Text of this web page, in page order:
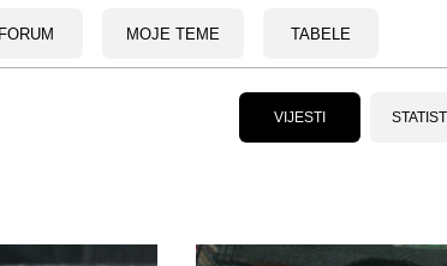
FORUM MOJE TEME TABELE
VIJESTI